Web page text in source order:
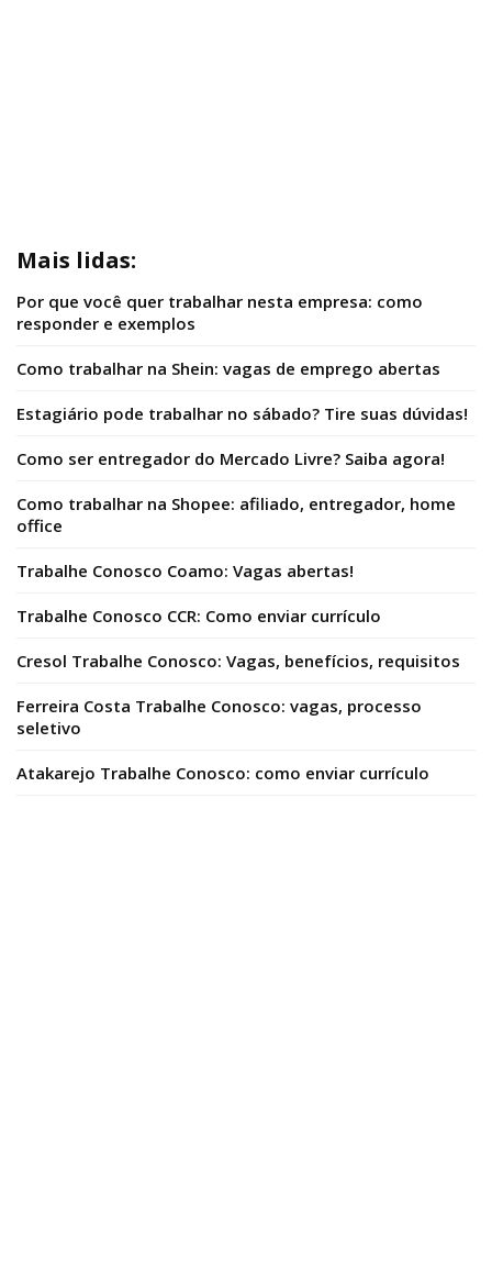
Mais lidas:
Por que você quer trabalhar nesta empresa: como
responder e exemplos
Como trabalhar na Shein: vagas de emprego abertas
Estagiário pode trabalhar no sábado? Tire suas dúvidas!
Como ser entregador do Mercado Livre? Saiba agora!
Como trabalhar na Shopee: afiliado, entregador, home
office
Trabalhe Conosco Coamo: Vagas abertas!
Trabalhe Conosco CCR: Como enviar currículo
Cresol Trabalhe Conosco: Vagas, benefícios, requisitos
Ferreira Costa Trabalhe Conosco: vagas, processo
seletivo
Atakarejo Trabalhe Conosco: como enviar currículo